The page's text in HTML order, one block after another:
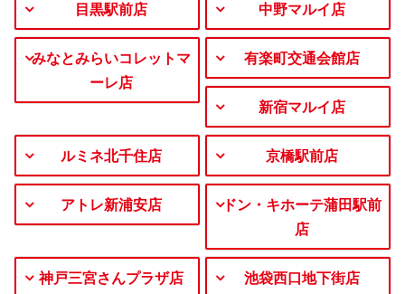
目黒駅前店 中野マルイ店
みなとみらいコレットマ
ーレ店
有楽町交通会館店
新宿マルイ店
ルミネ北千住店 京橋駅前店
アトレ新浦安店
ドン・キホーテ蒲田駅前
店
神戸三宮さんプラザ店 池袋西口地下街店